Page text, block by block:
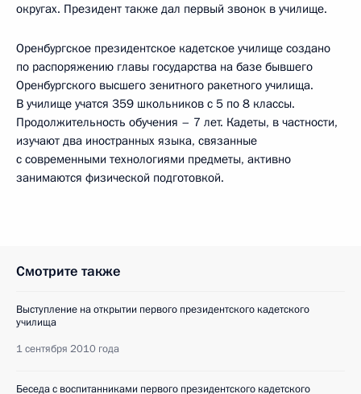
округах. Президент также дал первый звонок в училище.
Оренбургское президентское кадетское училище создано
по распоряжению главы государства на базе бывшего
Оренбургского высшего зенитного ракетного училища.
В училище учатся 359 школьников с 5 по 8 классы.
Продолжительность обучения – 7 лет. Кадеты, в частности,
изучают два иностранных языка, связанные
с современными технологиями предметы, активно
занимаются физической подготовкой.
Смотрите также
Выступление на открытии первого президентского кадетского
училища
1 сентября 2010 года
Беседа с воспитанниками первого президентского кадетского